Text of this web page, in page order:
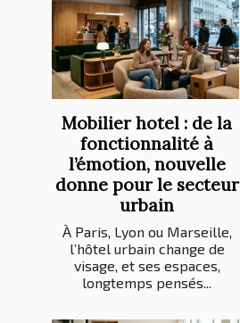
Mobilier hotel : de la
fonctionnalité à
l’émotion, nouvelle
donne pour le secteur
urbain
À Paris, Lyon ou Marseille,
l’hôtel urbain change de
visage, et ses espaces,
longtemps pensés...